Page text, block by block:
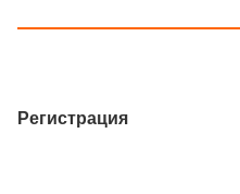
Регистрация